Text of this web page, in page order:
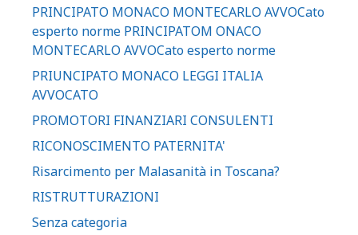
PRINCIPATO MONACO MONTECARLO AVVOCato
esperto norme PRINCIPATOM ONACO
MONTECARLO AVVOCato esperto norme
PRIUNCIPATO MONACO LEGGI ITALIA
AVVOCATO
PROMOTORI FINANZIARI CONSULENTI
RICONOSCIMENTO PATERNITA'
Risarcimento per Malasanità in Toscana?
RISTRUTTURAZIONI
Senza categoria